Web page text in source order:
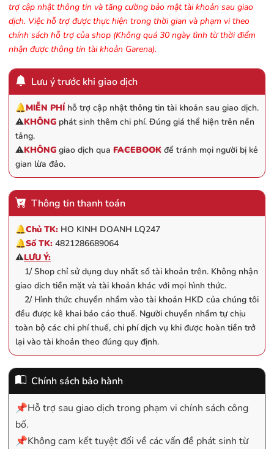
trợ cập nhật thông tin và tăng cường bảo mật tài khoản sau giao
dịch. Việc hỗ trợ được thực hiện trong thời gian và phạm vi theo
chính sách hỗ trợ của shop (Không quá 30 ngày tình từ thời điểm
nhận được thông tin tài khoản Garena).
Lưu ý trước khi giao dịch
🔔MIỄN PHÍ hỗ trợ cập nhật thông tin tài khoản sau giao dịch.
⚠️KHÔNG phát sinh thêm chi phí. Đúng giá thể hiện trên nền
tảng.
⚠️KHÔNG giao dịch qua FACEBOOK để tránh mọi người bị kẻ
gian lừa đảo.
Thông tin thanh toán
🔔Chủ TK: HO KINH DOANH LQ247
🔔Số TK: 4821286689064
⚠️LƯU Ý:
1/ Shop chỉ sử dụng duy nhất số tài khoản trên. Không nhận
giao dịch tiền mặt và tài khoản khác với mọi hình thức.
2/ Hình thức chuyển nhầm vào tài khoản HKD của chúng tôi
đều được kê khai báo cáo thuế. Người chuyển nhầm tự chịu
toàn bộ các chi phí thuế, chi phí dịch vụ khi được hoàn tiền trở
lại vào tài khoản theo đúng quy định.
Chính sách bảo hành
📌Hỗ trợ sau giao dịch trong phạm vi chính sách công
bố.
📌Không cam kết tuyệt đối về các vấn đề phát sinh từ